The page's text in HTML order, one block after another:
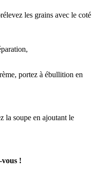
les grains avec le coté
portez à ébullition en
la soupe en ajoutant le
vous !